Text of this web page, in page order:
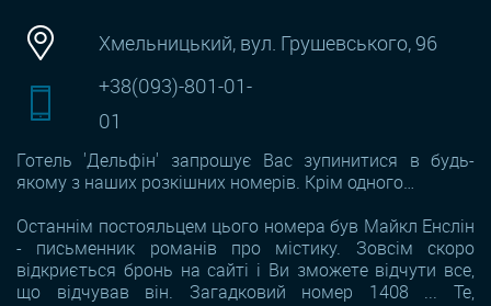
Хмельницький, вул. Грушевського, 96
+38(093)-801-01-
01
Готель 'Дельфін' запрошує Вас зупинитися в будь-
якому з наших розкішних номерів. Крім одного…
Останнім постояльцем цього номера був Майкл Енслін
- письменник романів про містику. Зовсім скоро
відкриється бронь на сайті і Ви зможете відчути все,
що відчував він. Загадковий номер 1408 ... Те,